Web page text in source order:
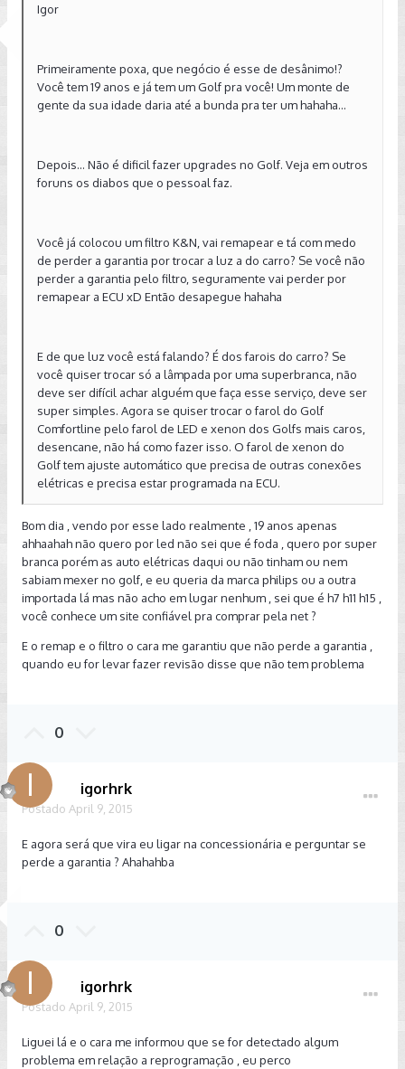
Igor
Primeiramente poxa, que negócio é esse de desânimo!?
Você tem 19 anos e já tem um Golf pra você! Um monte de
gente da sua idade daria até a bunda pra ter um hahaha...
Depois... Não é dificil fazer upgrades no Golf. Veja em outros
foruns os diabos que o pessoal faz.
Você já colocou um filtro K&N, vai remapear e tá com medo
de perder a garantia por trocar a luz a do carro? Se você não
perder a garantia pelo filtro, seguramente vai perder por
remapear a ECU xD Então desapegue hahaha
E de que luz você está falando? É dos farois do carro? Se
você quiser trocar só a lâmpada por uma superbranca, não
deve ser difícil achar alguém que faça esse serviço, deve ser
super simples. Agora se quiser trocar o farol do Golf
Comfortline pelo farol de LED e xenon dos Golfs mais caros,
desencane, não há como fazer isso. O farol de xenon do
Golf tem ajuste automático que precisa de outras conexões
elétricas e precisa estar programada na ECU.
Bom dia , vendo por esse lado realmente , 19 anos apenas
ahhaahah não quero por led não sei que é foda , quero por super
branca porém as auto elétricas daqui ou não tinham ou nem
sabiam mexer no golf, e eu queria da marca philips ou a outra
importada lá mas não acho em lugar nenhum , sei que é h7 h11 h15 ,
você conhece um site confiável pra comprar pela net ?
E o remap e o filtro o cara me garantiu que não perde a garantia ,
quando eu for levar fazer revisão disse que não tem problema
0
igorhrk
Postado April 9, 2015
E agora será que vira eu ligar na concessionária e perguntar se
perde a garantia ? Ahahahba
0
igorhrk
Postado April 9, 2015
Liguei lá e o cara me informou que se for detectado algum
problema em relação a reprogramação , eu perco